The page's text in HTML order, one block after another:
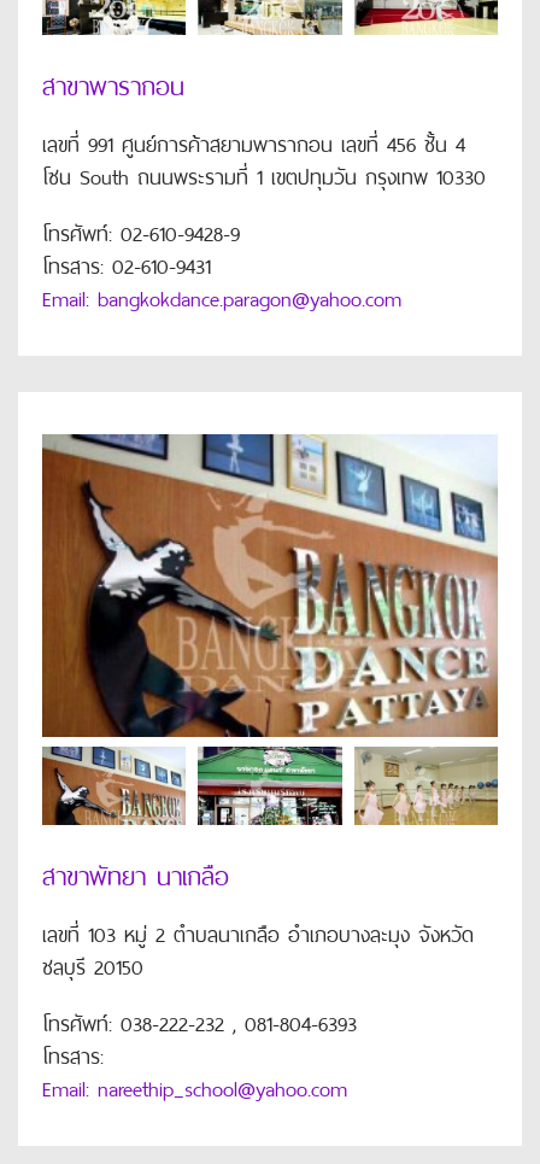
สาขาพารากอน
เลขที่ 991 ศูนย์การค้าสยามพารากอน เลขที่ 456 ชั้น 4
โซน South ถนนพระรามที่ 1 เขตปทุมวัน กรุงเทพ 10330
โทรศัพท์: 02-610-9428-9
โทรสาร: 02-610-9431
Email: bangkokdance.paragon@yahoo.com
สาขาพัทยา นาเกลือ
เลขที่ 103 หมู่ 2 ตำบลนาเกลือ อำเภอบางละมุง จังหวัด
ชลบุรี 20150
โทรศัพท์: 038-222-232 , 081-804-6393
โทรสาร:
Email: nareethip_school@yahoo.com